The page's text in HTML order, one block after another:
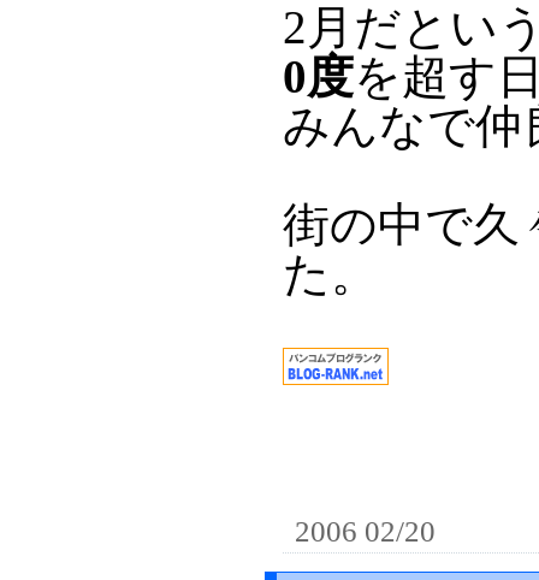
2月だとい
0度を超す
みんなで仲
街の中で久
た。
2006 02/20